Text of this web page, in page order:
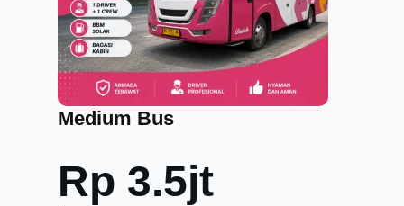
Medium Bus
Rp 3.5jt